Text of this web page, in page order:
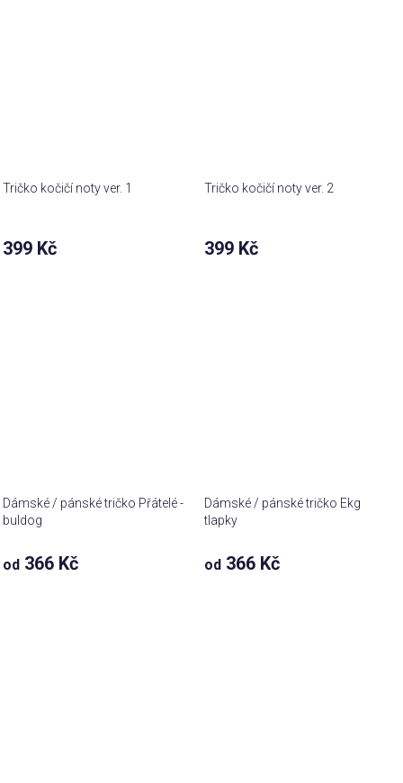
Tričko kočičí noty ver. 1
399 Kč
Tričko kočičí noty ver. 2
399 Kč
Dámské / pánské tričko Přátelé -
buldog
od 366 Kč
Dámské / pánské tričko Ekg
tlapky
od 366 Kč